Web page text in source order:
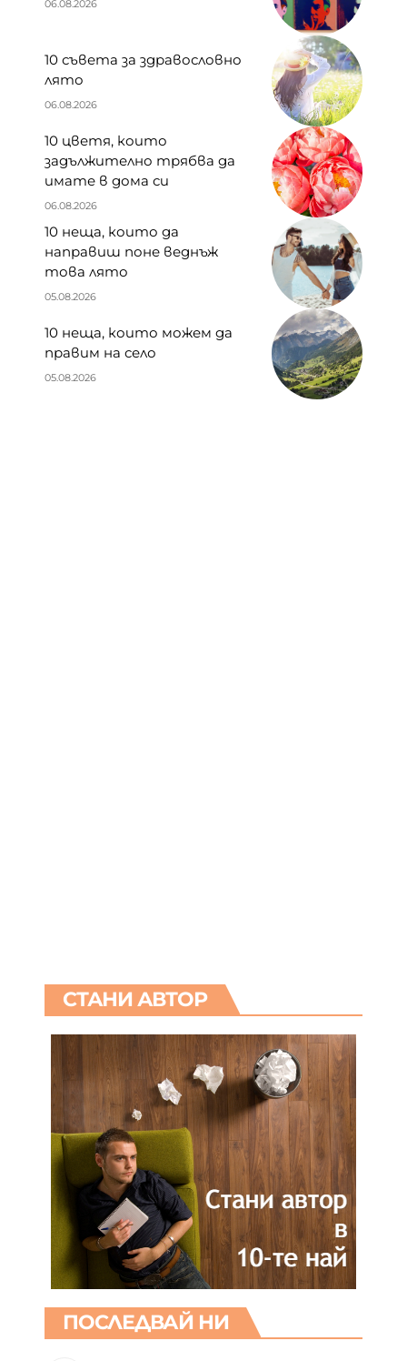
06.08.2026
10 съвета за здравословно
лято
06.08.2026
10 цветя, които
задължително трябва да
имате в дома си
06.08.2026
10 неща, които да
направиш поне веднъж
това лято
05.08.2026
10 неща, които можем да
правим на село
05.08.2026
СТАНИ АВТОР
ПОСЛЕДВАЙ НИ